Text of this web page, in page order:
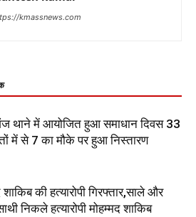
kmassnews.com
थाने में आयोजित हुआ समाधान दिवस 33
में से 7 का मौके पर हुआ निस्तारण
शाकिब की हत्यारोपी गिरफ्तार,साले और
निकले हत्यारोपी मोहम्मद शाकिब